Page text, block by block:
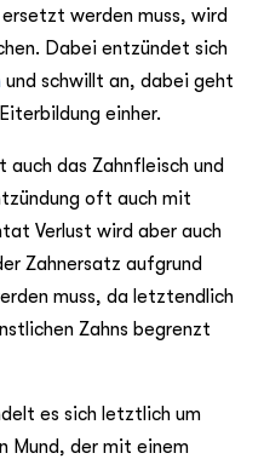
werden muss, wird
Dabei entzündet sich
und schwillt an, dabei geht
einher.
das Zahnfleisch und
oft auch mit
Verlust wird aber auch
Zahnersatz aufgrund
muss, da letztendlich
Zahns begrenzt
es sich letztlich um
Mund, der mit einem